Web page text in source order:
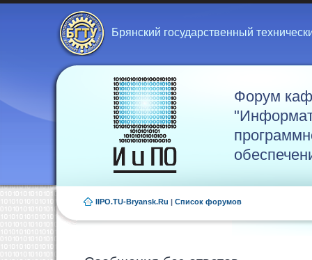
Брянский государственный
Форум
IIPO.TU-Bryansk.Ru | Список форумов